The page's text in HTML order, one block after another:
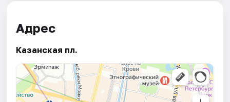
Адрес
Казанская пл.